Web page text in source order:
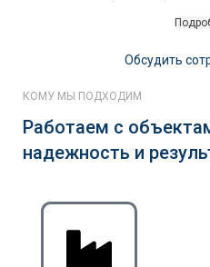
Обсудить
КОМУ МЫ ПОДХОДИМ
Работаем с
надежность и